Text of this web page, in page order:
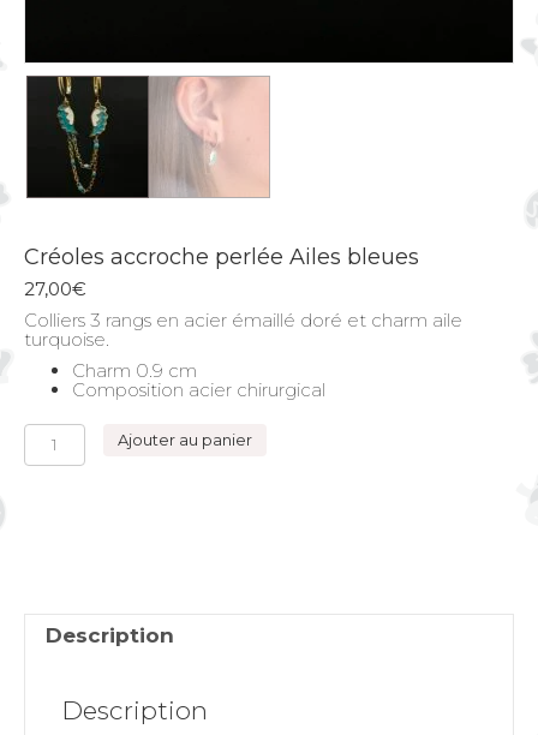
Créoles accroche perlée Ailes bleues
27,00€
Colliers 3 rangs en acier émaillé doré et charm aile
turquoise.
Charm 0.9 cm
Composition acier chirurgical
quantité
Créoles
Ajouter au panier
Description
Description